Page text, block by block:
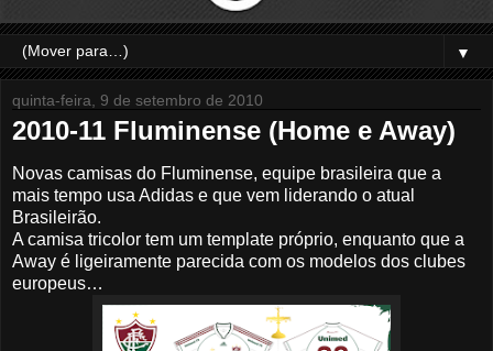
▼
quinta-feira, 9 de setembro de 2010
2010-11 Fluminense (Home e Away)
Novas camisas do Fluminense, equipe brasileira que a
mais tempo usa Adidas e que vem liderando o atual
Brasileirão.
A camisa tricolor tem um template próprio, enquanto que a
Away é ligeiramente parecida com os modelos dos clubes
europeus…